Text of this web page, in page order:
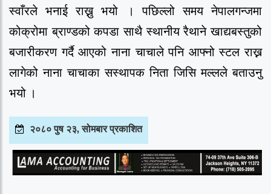
स्वाँरले भनाई राख्नु भयो । पछिल्लो समय नेपालगन्जमा
कोक्रोमा ब्राण्डको कपडा साथै स्थानीय रैथाने खाद्यबस्तुको
बजारीकरण गर्दै आएको नाना चाचाले पनि आफ्नो स्टल राख्न
लागेको नाना चाचाका सस्थापक निता जिसि मल्लले बताउनु
भयो ।
२०८० पुष २३, सोमबार प्रकाशित